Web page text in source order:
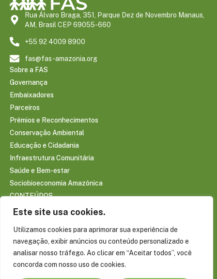
Este site usa cookies.
Utilizamos cookies para aprimorar sua experiência de
navegação, exibir anúncios ou conteúdo personalizado e
analisar nosso tráfego. Ao clicar em “Aceitar todos”, você
concorda com nosso uso de cookies.
Rua Álvaro Braga, 351, Parque Dez de Novembro Manaus,
AM, Brasil CEP 69055-660
+55 92 4009 8900
fas@fas-amazonia.org
Sobre a FAS
Governança
Embaixadores
Parceiros
Prêmios e Reconhecimentos
Conservação Ambiental
Educação e Cidadania
Infraestrutura Comunitária
Saúde e Bem-estar
Sociobioeconomia Amazônica
CONTEÚDOS
Notícias
Publicações
Conecte-se com a Amazônia
Blog do Virgílio Viana